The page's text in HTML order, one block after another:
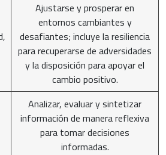
Ajustarse y prosperar en
entornos cambiantes y
desafiantes; incluye la resiliencia
para recuperarse de adversidades
y la disposición para apoyar el
cambio positivo.
Analizar, evaluar y sintetizar
información de manera reflexiva
para tomar decisiones
informadas.